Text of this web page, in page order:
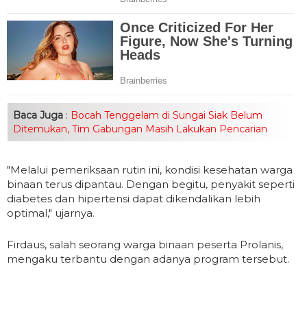
Baca Juga : Bocah Tenggelam di Sungai Siak Belum
Ditemukan, Tim Gabungan Masih Lakukan Pencarian
"Melalui pemeriksaan rutin ini, kondisi kesehatan warga
binaan terus dipantau. Dengan begitu, penyakit seperti
diabetes dan hipertensi dapat dikendalikan lebih
optimal," ujarnya.
Firdaus, salah seorang warga binaan peserta Prolanis,
mengaku terbantu dengan adanya program tersebut.